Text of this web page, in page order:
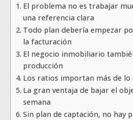
El problema no es trabajar
una referencia clara
Todo plan debería empezar
la facturación
El negocio inmobiliario
producción
Los ratios importan más de lo
La gran ventaja de bajar el
semana
Sin plan de captación, no hay